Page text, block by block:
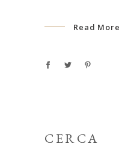
Read More
CERCA